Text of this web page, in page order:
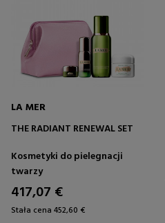
LA MER
THE RADIANT RENEWAL SET
Kosmetyki do pielegnacji
twarzy
417,07 €
Stała cena 452,60 €